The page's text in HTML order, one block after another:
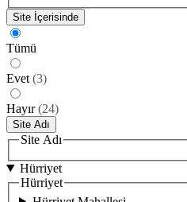
Site İçerisinde
Tümü
Evet (3)
Hayır (24)
Site Adı
Site Adı
Hürriyet
Hürriyet